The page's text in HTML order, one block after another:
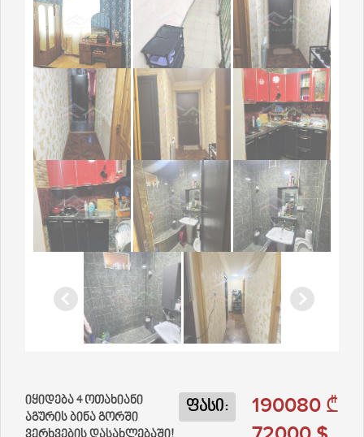
190080 ₾
ფასი:
იყიდება 4 ოთახიანი
აგურის ბინა გორში